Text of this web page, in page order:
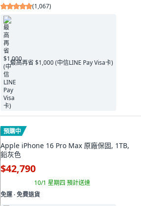
(1,067)
最高再省 $1,000 (中信LINE Pay Visa卡)
預購中
Apple iPhone 16 Pro Max 原廠保固, 1TB,
鉛灰色
$42,790
10/1 星期四 預計送達
免運 ∙ 免費退貨